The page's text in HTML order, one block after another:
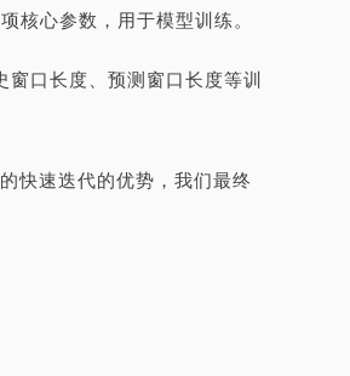
核心参数，用于模型训练。
口长度、预测窗口长度等训
快速迭代的优势，我们最终